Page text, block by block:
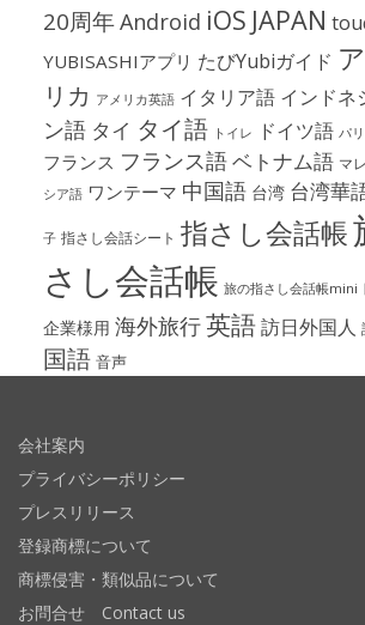
20周年Android iOS JAPAN
YUBISASHIアプリ たびYubiガイド
リカ アメリカ英語 イタリア語 インドネ
ン語 タイ タイ語 トイレ ドイツ語 パリ
フランス フランス語ベトナム語 マ
シア語 ワンテーマ 中国語 台湾 台湾華
子 指さし会話シート 指さし会話帳
さし会話帳 旅の指さし会話帳mini
企業様用 海外旅行英語訪日外国人
国語 音声
会社案内
プライバシーポリシー
プレスリリース
登録商標について
商標侵害・類似品について
お問合せ Contact us